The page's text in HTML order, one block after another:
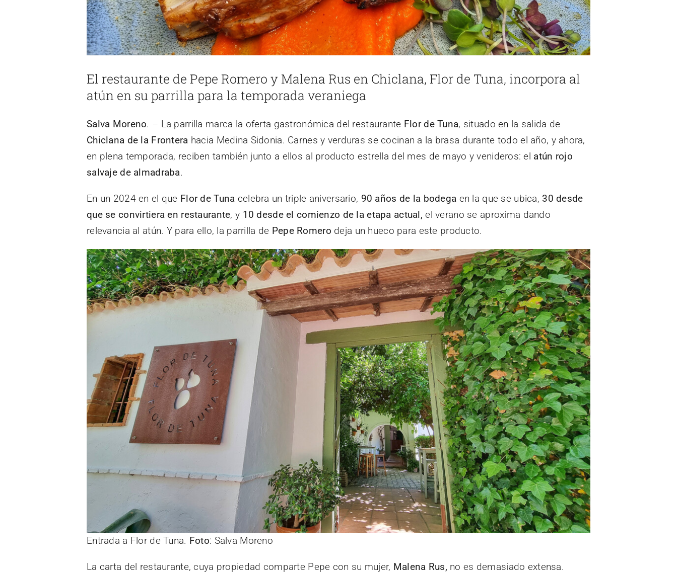
El restaurante de Pepe Romero y Malena Rus en Chiclana, Flor de Tuna, incorpora al
atún en su parrilla para la temporada veraniega
Salva Moreno. – La parrilla marca la oferta gastronómica del restaurante Flor de Tuna, situado en la salida de
Chiclana de la Frontera hacia Medina Sidonia. Carnes y verduras se cocinan a la brasa durante todo el año, y ahora,
en plena temporada, reciben también junto a ellos al producto estrella del mes de mayo y venideros: el atún rojo
salvaje de almadraba.
En un 2024 en el que Flor de Tuna celebra un triple aniversario, 90 años de la bodega en la que se ubica, 30 desde
que se convirtiera en restaurante, y 10 desde el comienzo de la etapa actual, el verano se aproxima dando
relevancia al atún. Y para ello, la parrilla de Pepe Romero deja un hueco para este producto.
Entrada a Flor de Tuna. Foto: Salva Moreno
La carta del restaurante, cuya propiedad comparte Pepe con su mujer, Malena Rus, no es demasiado extensa.